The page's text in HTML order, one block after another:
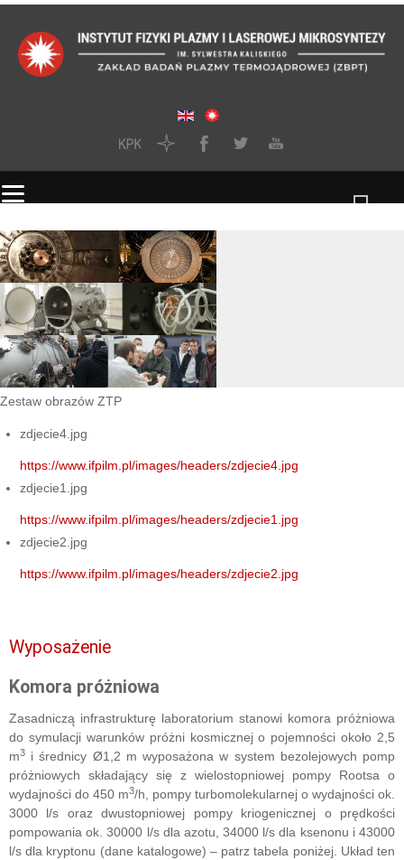
Zestaw obrazów ZTP
zdjecie4.jpg
https://www.ifpilm.pl/images/headers/zdjecie4.jpg
zdjecie1.jpg
https://www.ifpilm.pl/images/headers/zdjecie1.jpg
zdjecie2.jpg
https://www.ifpilm.pl/images/headers/zdjecie2.jpg
Wyposażenie
Komora próżniowa
Zasadniczą infrastrukturę laboratorium stanowi komora próżniowa
do symulacji warunków próżni kosmicznej o pojemności około 2,5
m3 i średnicy Ø1,2 m wyposażona w system bezolejowych pomp
próżniowych składający się z wielostopniowej pompy Rootsa o
wydajności do 450 m3/h, pompy turbomolekularnej o wydajności ok.
3000 l/s oraz dwustopniowej pompy kriogenicznej o prędkości
pompowania ok. 30000 l/s dla azotu, 34000 l/s dla ksenonu i 43000
l/s dla kryptonu (dane katalogowe) – patrz tabela poniżej. Układ ten